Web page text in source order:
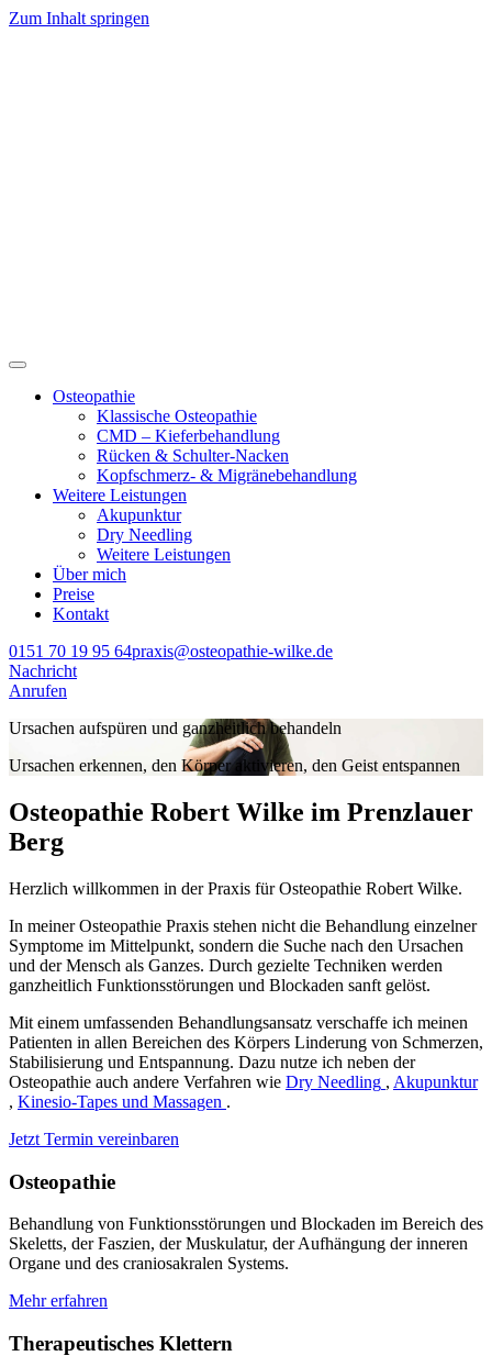
Zum Inhalt springen
Osteopathie
Klassische Osteopathie
CMD – Kieferbehandlung
Rücken & Schulter-Nacken
Kopfschmerz- & Migränebehandlung
Weitere Leistungen
Akupunktur
Dry Needling
Weitere Leistungen
Über mich
Preise
Kontakt
0151 70 19 95 64praxis@osteopathie-wilke.de
Nachricht
Anrufen
Ursachen aufspüren und ganzheitlich behandeln
Ursachen erkennen, den Körper aktivieren, den Geist entspannen
Osteopathie Robert Wilke im Prenzlauer
Berg
Herzlich willkommen in der Praxis für Osteopathie Robert Wilke.
In meiner Osteopathie Praxis stehen nicht die Behandlung einzelner
Symptome im Mittelpunkt, sondern die Suche nach den Ursachen
und der Mensch als Ganzes. Durch gezielte Techniken werden
ganzheitlich Funktionsstörungen und Blockaden sanft gelöst.
Mit einem umfassenden Behandlungsansatz verschaffe ich meinen
Patienten in allen Bereichen des Körpers Linderung von Schmerzen,
Stabilisierung und Entspannung. Dazu nutze ich neben der
Osteopathie auch andere Verfahren wie Dry Needling , Akupunktur
, Kinesio-Tapes und Massagen .
Jetzt Termin vereinbaren
Osteopathie
Behandlung von Funktionsstörungen und Blockaden im Bereich des
Skeletts, der Faszien, der Muskulatur, der Aufhängung der inneren
Organe und des craniosakralen Systems.
Mehr erfahren
Therapeutisches Klettern